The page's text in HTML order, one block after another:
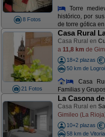
8 Fotos
Torre
histórico, por
de torre gótica
21 Fotos
Casa Rural
Casa Rural en
a 11,8 km de
18+2 plazas
50 km de
Casa
Familias y
La Casona
Casa Rural en
Gimileo (La
10+2 plazas
58 km de Vitoria